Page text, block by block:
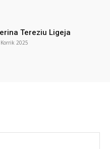
Tereziu Ligeja
2025